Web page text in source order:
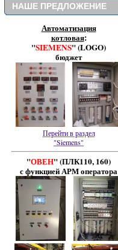
НАШЕ ПРЕДЛОЖЕНИЕ
Автоматизация
котловая:
"SIEMENS" (LOGO)
бюджет
Перейти в раздел
"Siemens"
"ОВЕН" (ПЛК110, 160)
с функцией АРМ оператора